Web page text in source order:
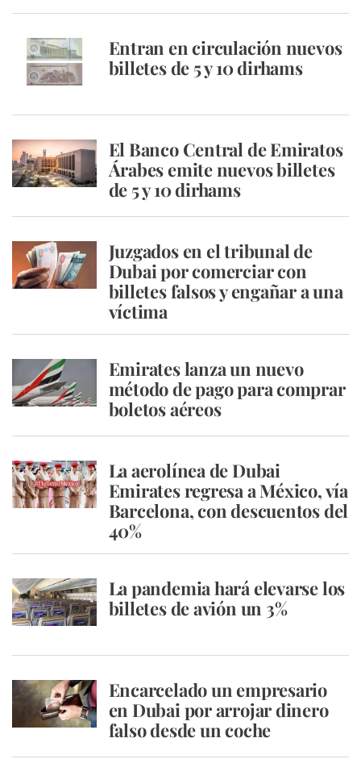
Entran en circulación nuevos
billetes de 5 y 10 dirhams
El Banco Central de Emiratos
Árabes emite nuevos billetes
de 5 y 10 dirhams
Juzgados en el tribunal de
Dubai por comerciar con
billetes falsos y engañar a una
víctima
Emirates lanza un nuevo
método de pago para comprar
boletos aéreos
La aerolínea de Dubai
Emirates regresa a México, vía
Barcelona, con descuentos del
40%
La pandemia hará elevarse los
billetes de avión un 3%
Encarcelado un empresario
en Dubai por arrojar dinero
falso desde un coche